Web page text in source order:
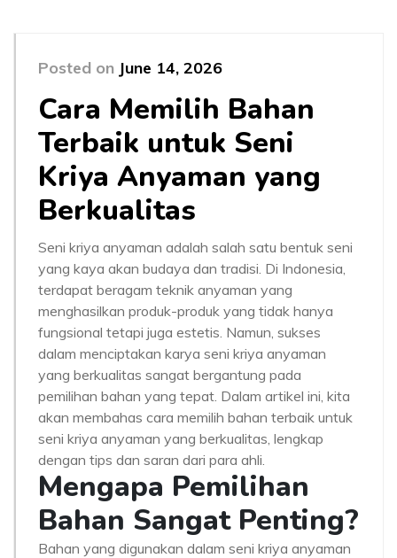
Posted on June 14, 2026
Cara Memilih Bahan
Terbaik untuk Seni
Kriya Anyaman yang
Berkualitas
Seni kriya anyaman adalah salah satu bentuk seni
yang kaya akan budaya dan tradisi. Di Indonesia,
terdapat beragam teknik anyaman yang
menghasilkan produk-produk yang tidak hanya
fungsional tetapi juga estetis. Namun, sukses
dalam menciptakan karya seni kriya anyaman
yang berkualitas sangat bergantung pada
pemilihan bahan yang tepat. Dalam artikel ini, kita
akan membahas cara memilih bahan terbaik untuk
seni kriya anyaman yang berkualitas, lengkap
dengan tips dan saran dari para ahli.
Mengapa Pemilihan
Bahan Sangat Penting?
Bahan yang digunakan dalam seni kriya anyaman